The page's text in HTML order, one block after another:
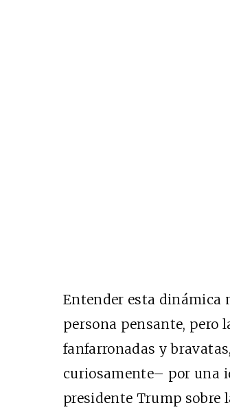
Entender esta dinámica
persona pensante, pero
fanfarronadas y
curiosamente– por una
presidente Trump sobre